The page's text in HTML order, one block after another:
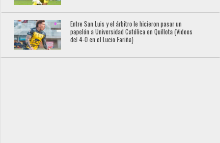
Entre San Luis y el árbitro le hicieron pasar un
papelón a Universidad Católica en Quillota (Videos
del 4-0 en el Lucio Fariña)